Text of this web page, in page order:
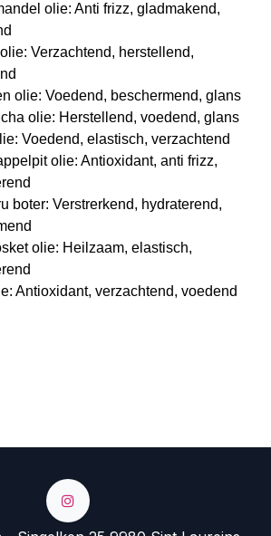
olie: Anti frizz, gladmakend,
Verzachtend, herstellend,
olie: Voedend, beschermend, glans
olie: Herstellend, voedend, glans
Voedend, elastisch, verzachtend
olie: Antioxidant, anti frizz,
boter: Verstrerkend, hydraterend,
olie: Heilzaam, elastisch,
Antioxidant, verzachtend, voedend